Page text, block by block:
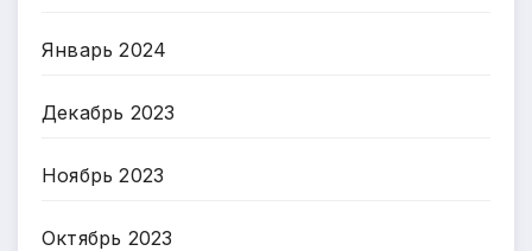
Январь 2024
Декабрь 2023
Ноябрь 2023
Октябрь 2023